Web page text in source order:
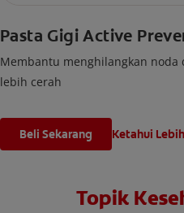
Pasta Gigi Active
Membantu menghilangkan
lebih cerah
Beli Sekarang Ketahui
Topik